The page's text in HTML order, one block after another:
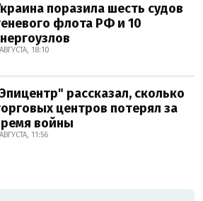
поразила шесть судов
флота РФ и 10
18:10
рассказал, сколько
центров потерял за
войны
11:56